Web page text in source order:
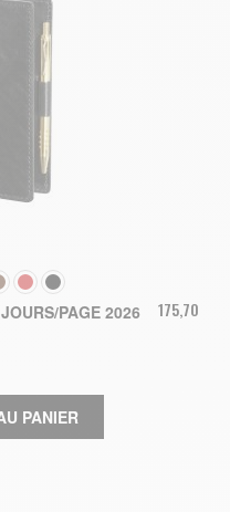
PAGE 2026 175,70 €
PANIER